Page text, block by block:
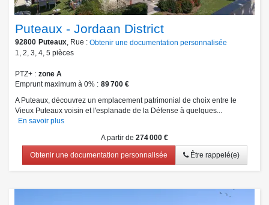
Puteaux - Jordaan District
92800 Puteaux, Rue : Obtenir une documentation personnalisée
1, 2, 3, 4, 5 pièces
PTZ+
zone A
Emprunt maximum à 0%
89 700 €
A Puteaux, découvrez un emplacement patrimonial de choix entre le
Vieux Puteaux voisin et l'esplanade de la Défense à quelques...
En savoir plus
A partir de 274 000 €
Obtenir une documentation personnalisée Être rappelé(e)